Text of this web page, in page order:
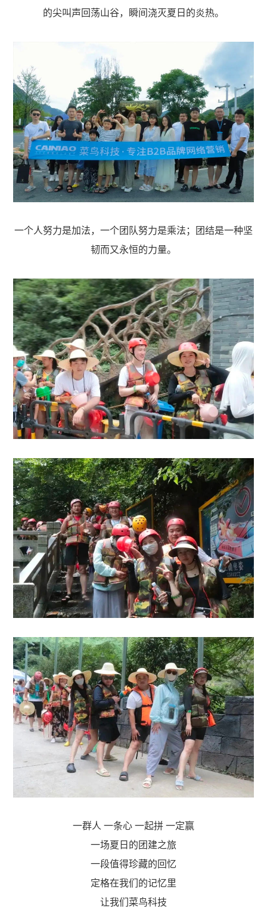
的尖叫声回荡山谷，瞬间浇灭夏日的炎热。
一个人努力是加法，一个团队努力是乘法；团结是一种坚
韧而又永恒的力量。
一群人 一条心 一起拼 一定赢
一场夏日的团建之旅
一段值得珍藏的回忆
定格在我们的记忆里
让我们菜鸟科技